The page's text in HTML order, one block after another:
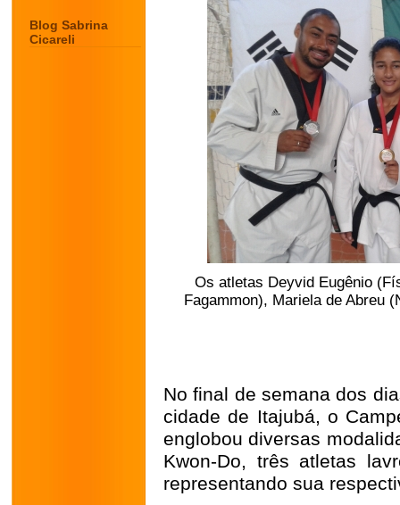
Blog Sabrina
Cicareli
Os atletas Deyvid Eugênio
Fagammon), Mariela de Abreu
No final de semana dos
cidade de Itajubá, o
englobou diversas
Kwon-Do, três atletas
representando sua